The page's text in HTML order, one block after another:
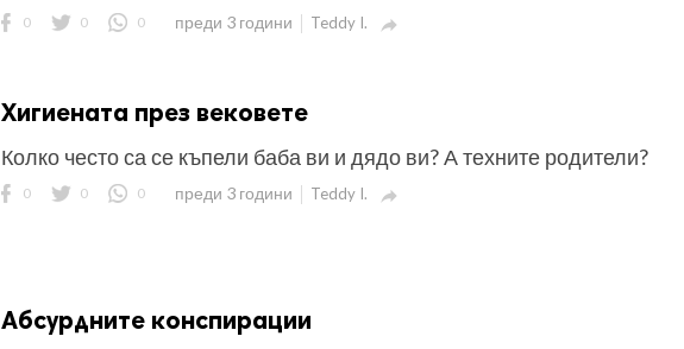
0 0 0 преди 3 години Teddy I. 
Хигиената през вековете
Колко често са се къпели баба ви и дядо ви? А техните родители?
0 0 0 преди 3 години Teddy I. 
Абсурдните конспирации